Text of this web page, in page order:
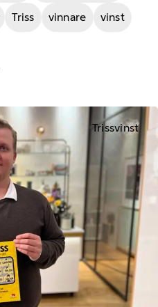
Triss vinnare vinst
Trissvinst